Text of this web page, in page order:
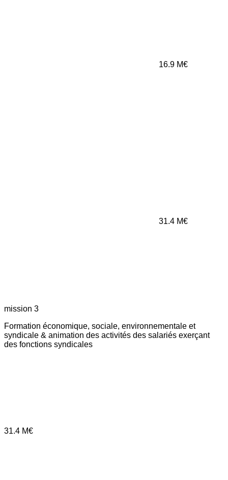
16.9 M€
31.4 M€
mission 3
Formation économique, sociale, environnementale et
syndicale & animation des activités des salariés exerçant
des fonctions syndicales
31.4 M€